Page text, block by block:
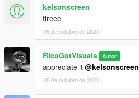
kelsonscreen
fireee
05 de outubro de 2020
RicoGotVisuals Autor
appreciate it @kelsonscreen
05 de outubro de 2020